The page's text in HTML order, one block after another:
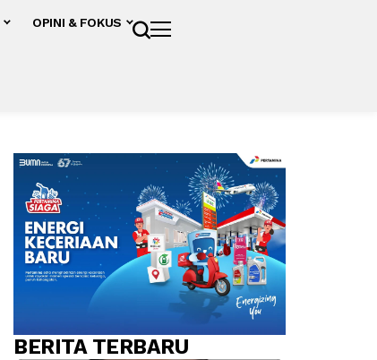
OPINI & FOKUS
BERITA TERBARU